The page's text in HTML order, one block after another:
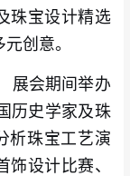
珠宝设计精选
创意。
展会期间举办
历史学家及珠
析珠宝工艺演
设计比赛、